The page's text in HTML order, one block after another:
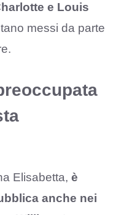
e Louis
messi da parte
Elisabetta, è
anche nei